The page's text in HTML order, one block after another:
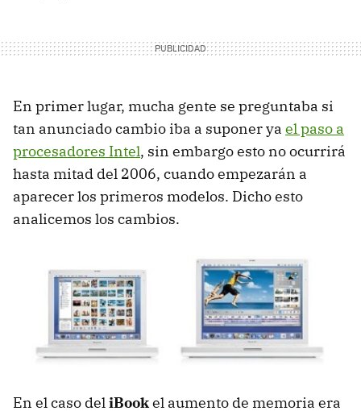
En primer lugar, mucha gente se preguntaba si
tan anunciado cambio iba a suponer ya el paso a
procesadores Intel, sin embargo esto no ocurrirá
hasta mitad del 2006, cuando empezarán a
aparecer los primeros modelos. Dicho esto
analicemos los cambios.
En el caso deliBookel aumento de memoria era